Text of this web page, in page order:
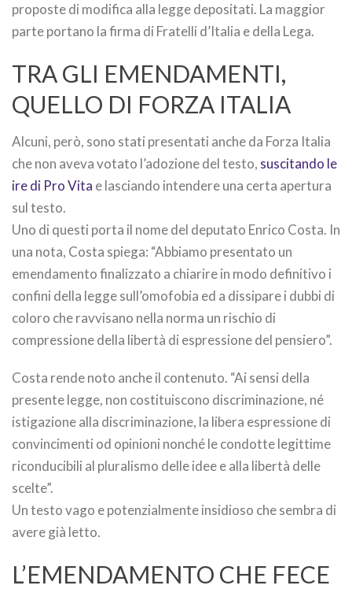
proposte di modifica alla legge depositati. La maggior
parte portano la firma di Fratelli d’Italia e della Lega.
TRA GLI EMENDAMENTI,
QUELLO DI FORZA ITALIA
Alcuni, però, sono stati presentati anche da Forza Italia
che non aveva votato l’adozione del testo, suscitando le
ire di Pro Vita e lasciando intendere una certa apertura
sul testo.
Uno di questi porta il nome del deputato Enrico Costa. In
una nota, Costa spiega: “Abbiamo presentato un
emendamento finalizzato a chiarire in modo definitivo i
confini della legge sull’omofobia ed a dissipare i dubbi di
coloro che ravvisano nella norma un rischio di
compressione della libertà di espressione del pensiero”.
Costa rende noto anche il contenuto. “Ai sensi della
presente legge, non costituiscono discriminazione, né
istigazione alla discriminazione, la libera espressione di
convincimenti od opinioni nonché le condotte legittime
riconducibili al pluralismo delle idee e alla libertà delle
scelte”.
Un testo vago e potenzialmente insidioso che sembra di
avere già letto.
L’EMENDAMENTO CHE FECE